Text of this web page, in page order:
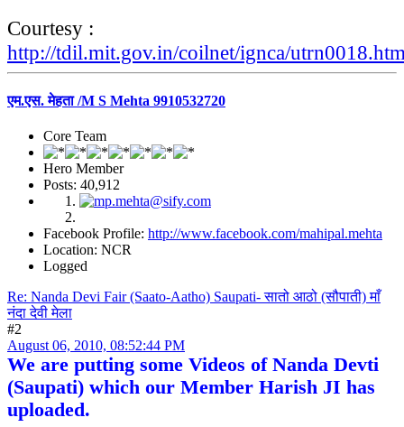
Courtesy :
http://tdil.mit.gov.in/coilnet/ignca/
एम.एस. मेहता /M S Mehta 9910532720
Core Team
Hero Member
Posts: 40,912
Facebook Profile: http://www.facebook.com/mahipal.mehta
Location: NCR
Logged
Re: Nanda Devi Fair (Saato-Aatho) Saupati- सातो आठो (सौपाती) माँ
नंदा देवी मेला
#2
August 06, 2010, 08:52:44 PM
We are putting some Videos of Nanda Devti
(Saupati) which our Member Harish JI has
uploaded.